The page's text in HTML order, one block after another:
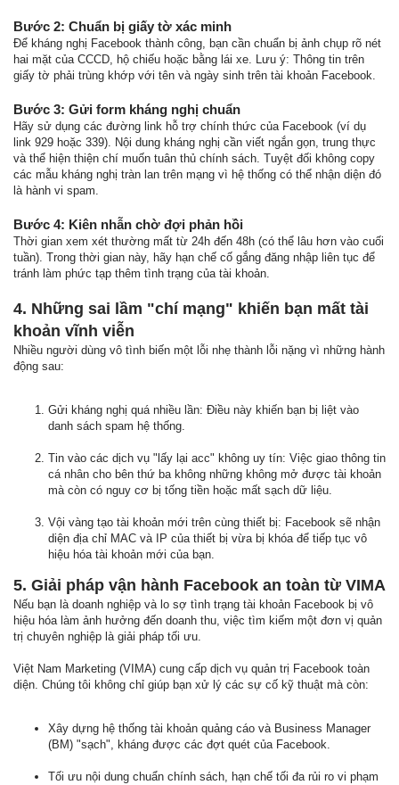
Bước 2: Chuẩn bị giấy tờ xác minh
Để kháng nghị Facebook thành công, bạn cần chuẩn bị ảnh chụp rõ nét
hai mặt của CCCD, hộ chiếu hoặc bằng lái xe. Lưu ý: Thông tin trên
giấy tờ phải trùng khớp với tên và ngày sinh trên tài khoản Facebook.
Bước 3: Gửi form kháng nghị chuẩn
Hãy sử dụng các đường link hỗ trợ chính thức của Facebook (ví dụ
link 929 hoặc 339). Nội dung kháng nghị cần viết ngắn gọn, trung thực
và thể hiện thiện chí muốn tuân thủ chính sách. Tuyệt đối không copy
các mẫu kháng nghị tràn lan trên mạng vì hệ thống có thể nhận diện đó
là hành vi spam.
Bước 4: Kiên nhẫn chờ đợi phản hồi
Thời gian xem xét thường mất từ 24h đến 48h (có thể lâu hơn vào cuối
tuần). Trong thời gian này, hãy hạn chế cố gắng đăng nhập liên tục để
tránh làm phức tạp thêm tình trạng của tài khoản.
4. Những sai lầm "chí mạng" khiến bạn mất tài
khoản vĩnh viễn
Nhiều người dùng vô tình biến một lỗi nhẹ thành lỗi nặng vì những hành
động sau:
Gửi kháng nghị quá nhiều lần: Điều này khiến bạn bị liệt vào
danh sách spam hệ thống.
Tin vào các dịch vụ "lấy lại acc" không uy tín: Việc giao thông tin
cá nhân cho bên thứ ba không những không mở được tài khoản
mà còn có nguy cơ bị tống tiền hoặc mất sạch dữ liệu.
Vội vàng tạo tài khoản mới trên cùng thiết bị: Facebook sẽ nhận
diện địa chỉ MAC và IP của thiết bị vừa bị khóa để tiếp tục vô
hiệu hóa tài khoản mới của bạn.
5. Giải pháp vận hành Facebook an toàn từ VIMA
Nếu bạn là doanh nghiệp và lo sợ tình trạng tài khoản Facebook bị vô
hiệu hóa làm ảnh hưởng đến doanh thu, việc tìm kiếm một đơn vị quản
trị chuyên nghiệp là giải pháp tối ưu.
Việt Nam Marketing (VIMA) cung cấp dịch vụ quản trị Facebook toàn
diện. Chúng tôi không chỉ giúp bạn xử lý các sự cố kỹ thuật mà còn:
Xây dựng hệ thống tài khoản quảng cáo và Business Manager
(BM) "sạch", kháng được các đợt quét của Facebook.
Tối ưu nội dung chuẩn chính sách, hạn chế tối đa rủi ro vi phạm